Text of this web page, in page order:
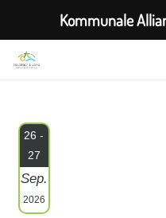
26 -
27
Sep.
2026
Kommunale